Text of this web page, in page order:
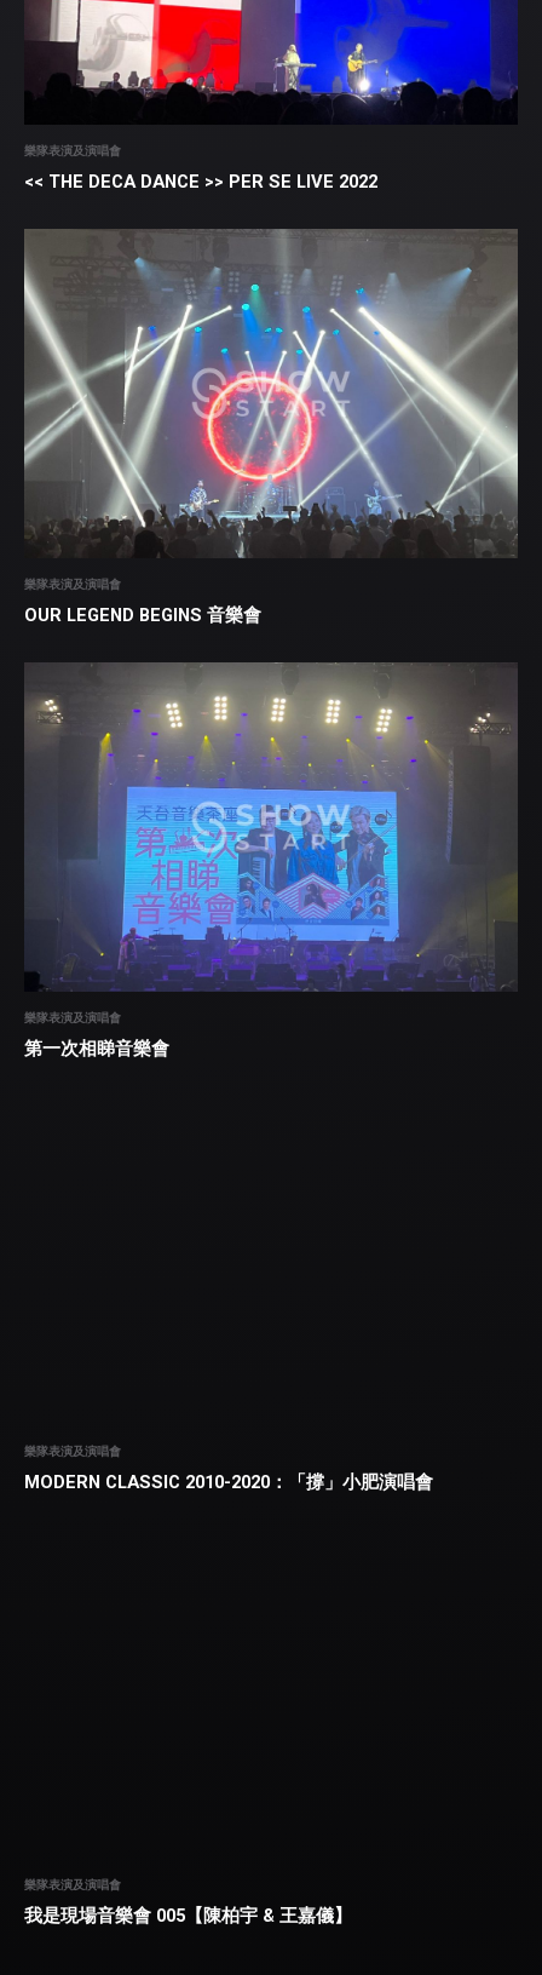
樂隊表演及演唱會
<< THE DECA DANCE >> PER SE LIVE 2022
樂隊表演及演唱會
OUR LEGEND BEGINS 音樂會
樂隊表演及演唱會
第一次相睇音樂會
樂隊表演及演唱會
MODERN CLASSIC 2010-2020：「撐」小肥演唱會
樂隊表演及演唱會
我是現場音樂會 005【陳柏宇 & 王嘉儀】